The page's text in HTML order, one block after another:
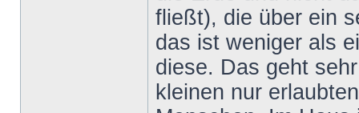
fließt), die über ein
das ist weniger als
diese. Das geht
kleinen nur